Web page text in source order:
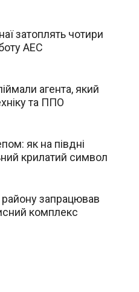
затоплять чотири
АЕС
агента, який
та ППО
як на півдні
крилатий символ
запрацював
комплекс